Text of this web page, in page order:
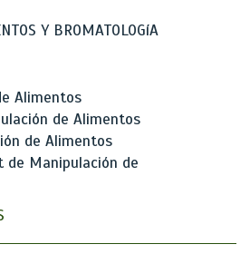
Y BROMATOLOGíA
Alimentos
de Alimentos
de Alimentos
de Manipulación de